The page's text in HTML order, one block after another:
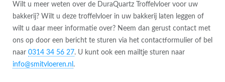
Wilt u meer weten over de DuraQuartz Troffelvloer voor uw
bakkerij? Wilt u deze troffelvloer in uw bakkerij laten leggen of
wilt u daar meer informatie over? Neem dan gerust contact met
ons op door een bericht te sturen via het contactformulier of bel
naar 0314 34 56 27. U kunt ook een mailtje sturen naar
info@smitvloeren.nl .